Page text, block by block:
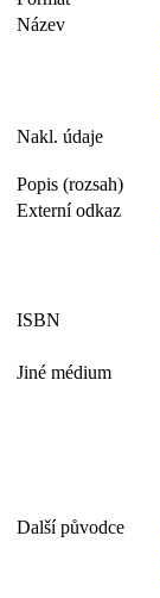
Název
Nakl. údaje
Popis (rozsah)
Externí odkaz
ISBN
Jiné médium
Další původce